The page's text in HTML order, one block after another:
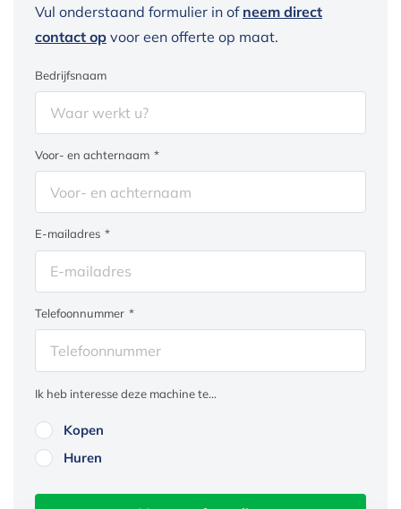
Vul onderstaand formulier in of neem direct
contact op voor een offerte op maat.
Bedrijfsnaam
Voor- en achternaam *
E-mailadres *
Telefoonnummer *
Ik heb interesse deze machine te...
Kopen
Huren